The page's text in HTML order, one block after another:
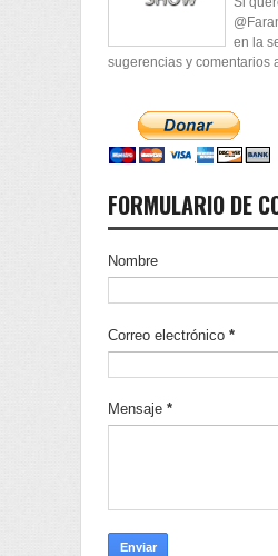
en la
sugerencias y comentarios
FORMULARIO DE
Nombre
Correo electrónico *
Mensaje *